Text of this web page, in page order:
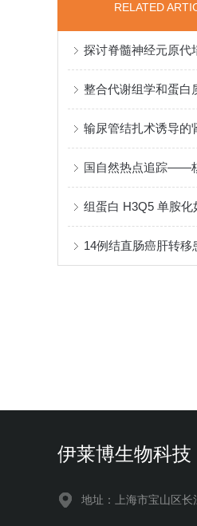
RELATED
伊莱博生物科技
地址：上海市宝山区